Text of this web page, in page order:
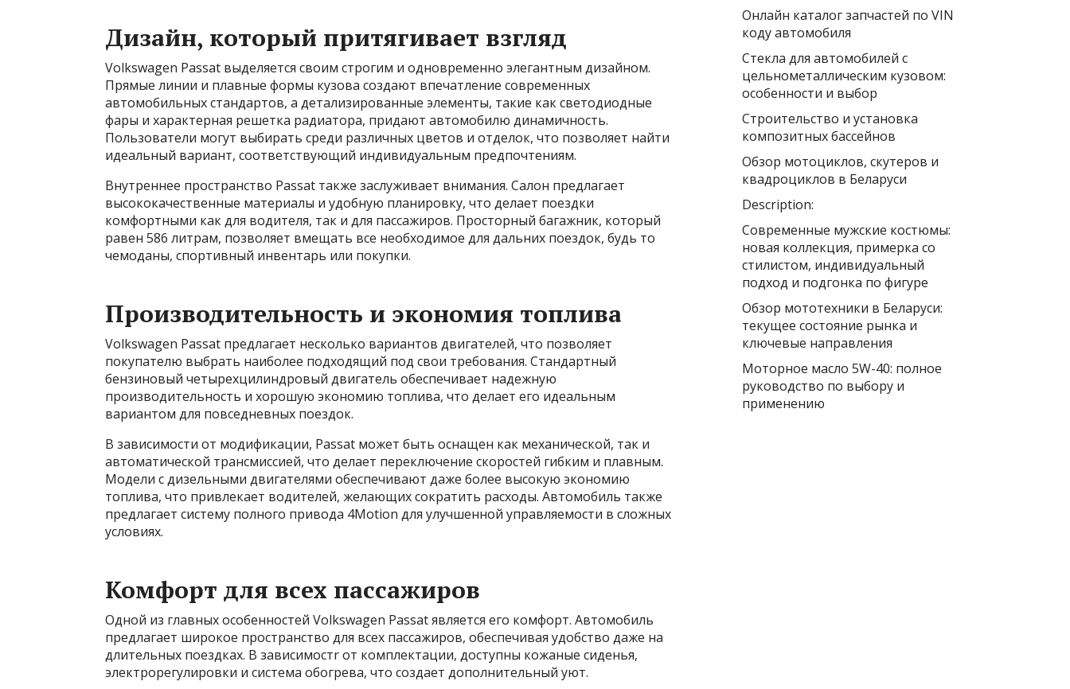
Дизайн, который притягивает взгляд
Volkswagen Passat выделяется своим строгим и одновременно элегантным дизайном.
Прямые линии и плавные формы кузова создают впечатление современных
автомобильных стандартов, а детализированные элементы, такие как светодиодные
фары и характерная решетка радиатора, придают автомобилю динамичность.
Пользователи могут выбирать среди различных цветов и отделок, что позволяет найти
идеальный вариант, соответствующий индивидуальным предпочтениям.
Внутреннее пространство Passat также заслуживает внимания. Салон предлагает
высококачественные материалы и удобную планировку, что делает поездки
комфортными как для водителя, так и для пассажиров. Просторный багажник, который
равен 586 литрам, позволяет вмещать все необходимое для дальних поездок, будь то
чемоданы, спортивный инвентарь или покупки.
Производительность и экономия топлива
Volkswagen Passat предлагает несколько вариантов двигателей, что позволяет
покупателю выбрать наиболее подходящий под свои требования. Стандартный
бензиновый четырехцилиндровый двигатель обеспечивает надежную
производительность и хорошую экономию топлива, что делает его идеальным
вариантом для повседневных поездок.
В зависимости от модификации, Passat может быть оснащен как механической, так и
автоматической трансмиссией, что делает переключение скоростей гибким и плавным.
Модели с дизельными двигателями обеспечивают даже более высокую экономию
топлива, что привлекает водителей, желающих сократить расходы. Автомобиль также
предлагает систему полного привода 4Motion для улучшенной управляемости в сложных
условиях.
Комфорт для всех пассажиров
Одной из главных особенностей Volkswagen Passat является его комфорт. Автомобиль
предлагает широкое пространство для всех пассажиров, обеспечивая удобство даже на
длительных поездках. В зависимостr от комплектации, доступны кожаные сиденья,
электрорегулировки и система обогрева, что создает дополнительный уют.
Онлайн каталог запчастей по VIN
коду автомобиля
Стекла для автомобилей с
цельнометаллическим кузовом:
особенности и выбор
Строительство и установка
композитных бассейнов
Обзор мотоциклов, скутеров и
квадроциклов в Беларуси
Description:
Современные мужские костюмы:
новая коллекция, примерка со
стилистом, индивидуальный
подход и подгонка по фигуре
Обзор мототехники в Беларуси:
текущее состояние рынка и
ключевые направления
Моторное масло 5W-40: полное
руководство по выбору и
применению